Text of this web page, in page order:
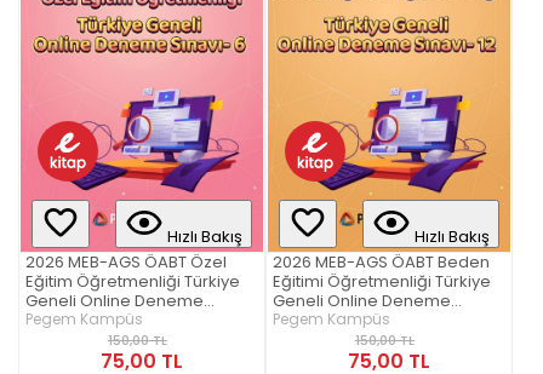
Hızlı Bakış
2026 MEB-AGS ÖABT Özel
Eğitim Öğretmenliği Türkiye
Geneli Online Deneme
Sınavı-6
Pegem Kampüs
150,00 TL
75,00 TL
Hızlı Bakış
2026 MEB-AGS ÖABT Beden
Eğitimi Öğretmenliği Türkiye
Geneli Online Deneme
Sınavı-12
Pegem Kampüs
150,00 TL
75,00 TL